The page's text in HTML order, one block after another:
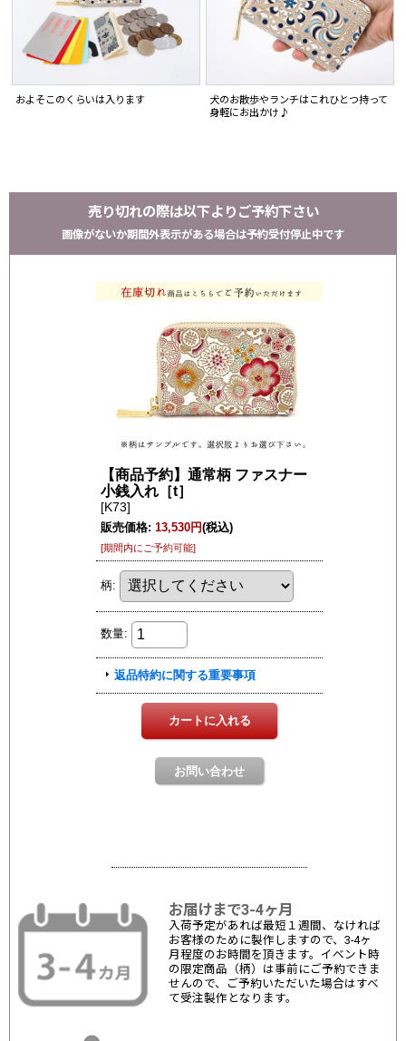
およそこのくらいは入ります
犬のお散歩やランチはこれひとつ持って
身軽にお出かけ♪
売り切れの際は以下よりご予約下さい
画像がないか期間外表示がある場合は予約受付停止中です
お届けまで3-4ヶ月
入荷予定があれば最短１週間、なければ
お客様のために製作しますので、3-4ヶ
月程度のお時間を頂きます。イベント時
の限定商品（柄）は事前にご予約できま
せんので、ご予約いただいた場合はすべ
て受注製作となります。